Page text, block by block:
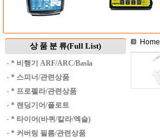
상 품 분 류(Full List)
· * 비행기 ARF/ARC/Basla
· * 스피너/관련상품
· * 프로펠라/관련상품
· * 랜딩기어/플로트
· * 타이어(바퀴/칼라/엑슬)
· * 커버링 필름/관련상품
Home